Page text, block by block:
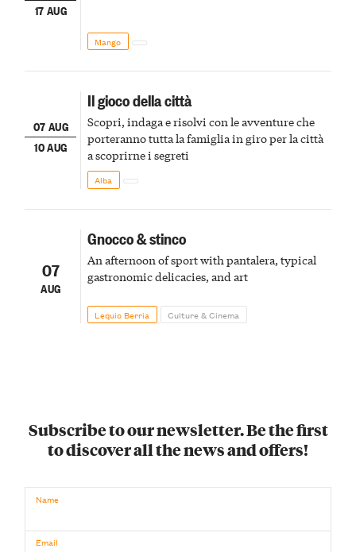
17 AUG
Mango
07 AUG
10 AUG
Il gioco della città
Scopri, indaga e risolvi con le avventure che
porteranno tutta la famiglia in giro per la città
a scoprirne i segreti
Alba
07
AUG
Gnocco & stinco
An afternoon of sport with pantalera, typical
gastronomic delicacies, and art
Lequio Berria Culture & Cinema
Subscribe to our newsletter. Be the first
to discover all the news and offers!
Name
Email